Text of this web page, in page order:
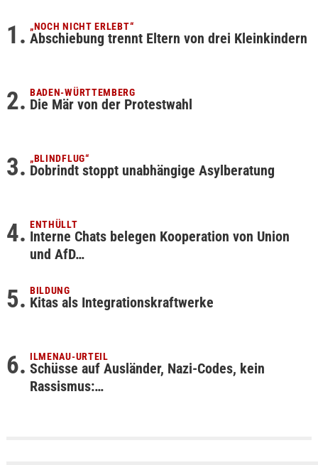
„NOCH NICHT ERLEBT“
Abschiebung trennt Eltern von drei Kleinkindern
BADEN-WÜRTTEMBERG
Die Mär von der Protestwahl
„BLINDFLUG“
Dobrindt stoppt unabhängige Asylberatung
ENTHÜLLT
Interne Chats belegen Kooperation von Union
und AfD…
BILDUNG
Kitas als Integrationskraftwerke
ILMENAU-URTEIL
Schüsse auf Ausländer, Nazi-Codes, kein
Rassismus:…